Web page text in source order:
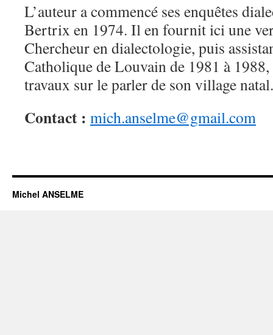
L’auteur a commencé ses enquêtes
Bertrix en 1974. Il en fournit ici une
Chercheur en dialectologie, puis
Catholique de Louvain de 1981 à
travaux sur le parler de son village natal.
Contact : mich.anselme@gmail.com
Michel ANSELME